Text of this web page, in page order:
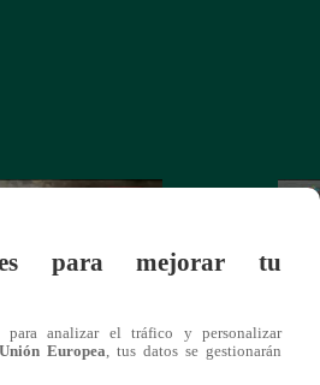
para mejorar tu
analizar el tráfico y personalizar
Unión Europea , tus datos se gestionarán